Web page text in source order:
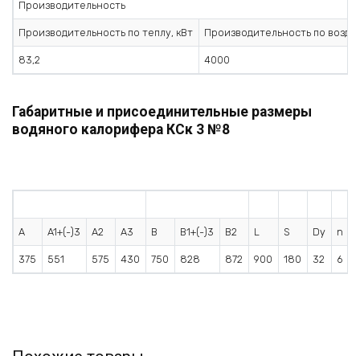
Производительность
Производительность по теплу, кВт Производительность по
83,2 4000
Габаритные и присоединительные размеры
водяного калорифера КСк 3 №8
A A1+(-)3 A2 A3 B B1+(-)3 B2 L S Dy n
375 551 575 430 750 828 872 900 180 32 6